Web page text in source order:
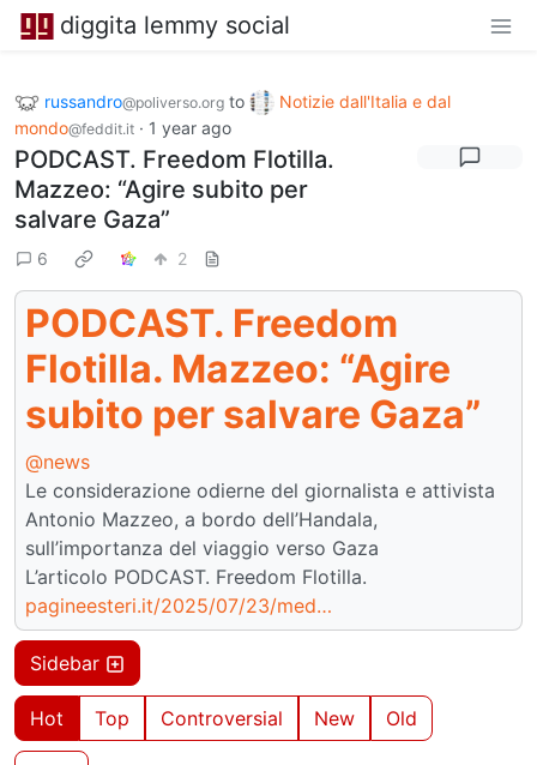
diggita lemmy social
russandro@poliverso.org to
Notizie dall'Italia e dal
mondo@feddit.it · 1 year ago
PODCAST. Freedom Flotilla.
Mazzeo: “Agire subito per
salvare Gaza”
6 2
PODCAST. Freedom
Flotilla. Mazzeo: “Agire
subito per salvare Gaza”
@news
Le considerazione odierne del giornalista e attivista
Antonio Mazzeo, a bordo dell’Handala,
sull’importanza del viaggio verso Gaza
L’articolo PODCAST. Freedom Flotilla.
pagineesteri.it/2025/07/23/med…
Sidebar
Hot Top Controversial New Old